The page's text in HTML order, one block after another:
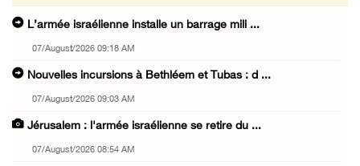
L’armée israélienne installe un barrage mili ...
07/August/2026 09:18 AM
Nouvelles incursions à Bethléem et Tubas : d ...
07/August/2026 09:03 AM
Jérusalem : l'armée israélienne se retire du ...
07/August/2026 08:54 AM